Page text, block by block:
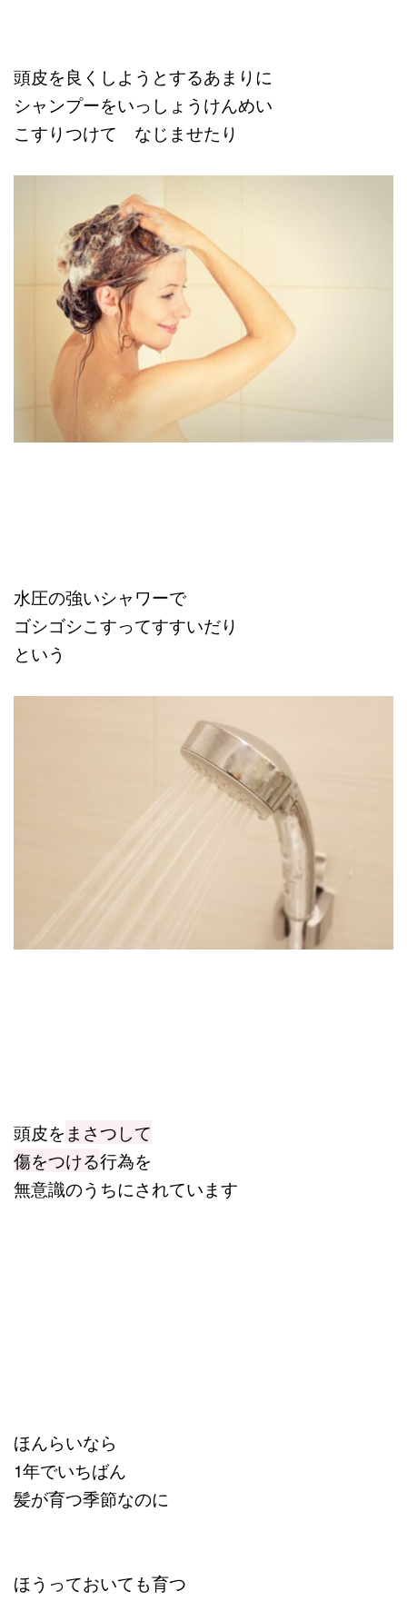
頭皮を良くしようとするあまりに
シャンプーをいっしょうけんめい
こすりつけて なじませたり
水圧の強いシャワーで
ゴシゴシこすってすすいだり
という
頭皮をまさつして
傷をつける行為を
無意識のうちにされています
ほんらいなら
1年でいちばん
髪が育つ季節なのに
ほうっておいても育つ